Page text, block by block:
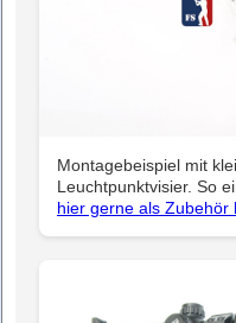
Montagebeispiel mit
Leuchtpunktvisier. So
hier gerne als Zubehör